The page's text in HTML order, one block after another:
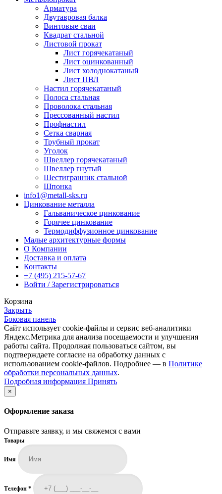
Арматура
Двутавровая балка
Винтовые сваи
Квадрат стальной
Листовой прокат
Лист горячекатаный
Лист оцинкованный
Лист холоднокатаный
Лист ПВЛ
Настил горячекатаный
Полоса стальная
Проволока стальная
Прессованный настил
Профнастил
Сетка сварная
Трубный прокат
Уголок
Швеллер горячекатаный
Швеллер гнутый
Шестигранник стальной
Шпонка
info1@metall-sks.ru
Цинкование металла
Гальваническое цинкование
Горячее цинкование
Термодиффузионное цинкование
Малые архитектурные формы
О Компании
Доставка и оплата
Контакты
+7 (495) 215-57-67
Войти / Зарегистрироваться
Корзина
Закрыть
Боковая панель
Сайт использует cookie-файлы и сервис веб-аналитики
Яндекс.Метрика для анализа посещаемости и улучшения
работы сайта. Продолжая пользоваться сайтом, вы
подтверждаете согласие на обработку данных с
использованием cookie-файлов. Подробнее — в Политике
обработки персональных данных.
Подробная информация Подробная
Принять
×
Оформление заказа
Отправьте заявку, и мы свяжемся с вами
Товары
Имя
Телефон *